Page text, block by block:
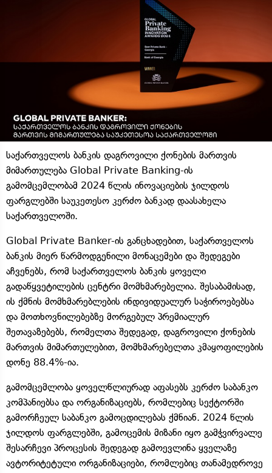
საქართველოს ბანკის დაგროვილი ქონების მართვის
მიმართულება Global Private Banking-ის
გამომცემლობამ 2024 წლის ინოვაციების ჯილდოს
ფარგლებში საუკეთესო კერძო ბანკად დაასახელა
საქართველოში.
Global Private Banker-ის განცხადებით, საქართველოს
ბანკის მიერ წარმოდგენილი მონაცემები და შედეგები
აჩვენებს, რომ საქართველოს ბანკის ყოველი
გადაწყვეტილების ცენტრი მომხმარებელია. შესაბამისად,
ის ქმნის მომხმარებლების ინდივიდუალურ საჭიროებებსა
და მოთხოვნილებებზე მორგებულ პრემიალურ
შეთავაზებებს, რომელთა შედეგად, დაგროვილი ქონების
მართვის მიმართულებით, მომხმარებელთა კმაყოფილების
დონე 88.4%-ია.
გამომცემლობა ყოველწლიურად აფასებს კერძო საბანკო
კომპანიებსა და ორგანიზაციებს, რომლებიც სექტორში
გამორჩეულ საბანკო გამოცდილებას ქმნიან. 2024 წლის
ჯილდოს ფარგლებში, გამოცემის მიზანი იყო გამჭვირვალე
შესარჩევი პროცესის შედეგად გამოევლინა ყველაზე
ავტორიტეტული ორგანიზაციები, რომლებიც თანამედროვე